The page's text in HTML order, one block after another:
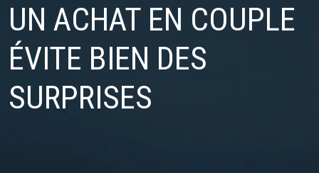
UN ACHAT EN COUPLE
ÉVITE BIEN DES
SURPRISES